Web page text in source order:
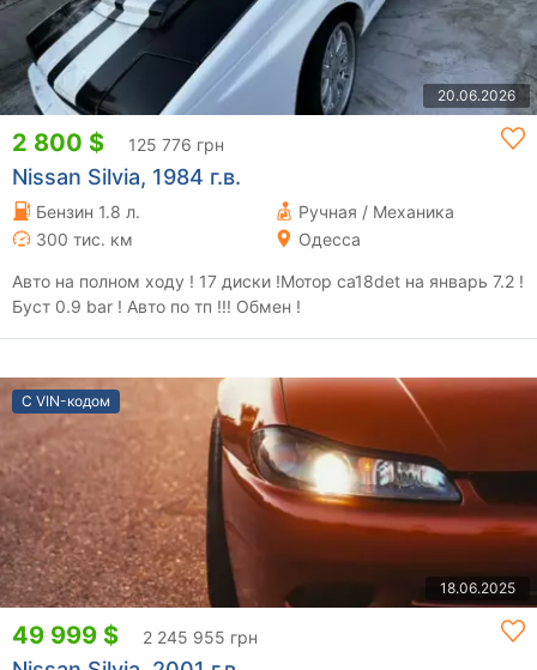
20.06.2026
2 800 $ 125 776 грн
Nissan Silvia, 1984 г.в.
Бензин 1.8 л.
Ручная / Механика
300 тис. км
Одесса
Авто на полном ходу ! 17 диски !Мотор ca18det на январь 7.2 !
Буст 0.9 bar ! Авто по тп !!! Обмен !
С VIN-кодом
18.06.2025
49 999 $ 2 245 955 грн